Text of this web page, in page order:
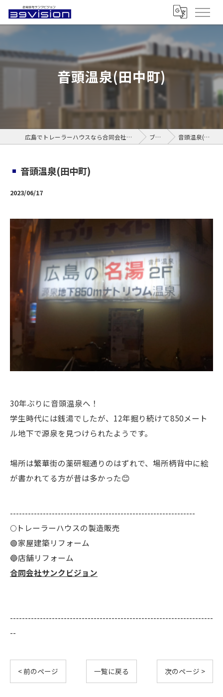
音頭温泉(田中町)
広島でトレーラーハウスなら合同会社サンクビジョン ブログ 音頭温泉(田中町)
音頭温泉(田中町)
2023/06/17
30年ぶりに音頭温泉へ！
学生時代には銭湯でしたが、12年掘り続けて850メート
ル地下で源泉を見つけられたようです。
場所は繁華街の薬研堀通りのはずれで、場所柄背中に絵
が書かれてる方が昔は多かった😊
--------------------------------------------------------------
🌕️トレーラーハウスの製造販売
🟢家屋建築リフォーム
🔵店舗リフォーム
合同会社サンクビジョン
--------------------------------------------------------------------
--
< 前のページ 一覧に戻る 次のページ >